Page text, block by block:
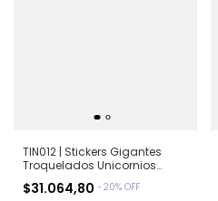
TIN012 | Stickers Gigantes
Troquelados Unicornios
$31.064,80 -20% OFF